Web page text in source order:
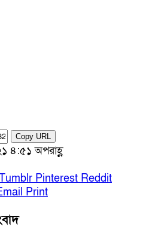
Copy URL
৪:৫১ অপরাহ্ণ
Pinterest Reddit
Print